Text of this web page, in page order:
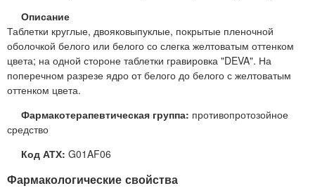
Описание
Таблетки круглые, двояковыпуклые, покрытые пленочной
оболочкой белого или белого со слегка желтоватым оттенком
цвета; на одной стороне таблетки гравировка "DEVA". На
поперечном разрезе ядро от белого до белого с желтоватым
оттенком цвета.
Фармакотерапевтическая группа: противопротозойное
средство
Код АТХ: G01AF06
Фармакологические свойства